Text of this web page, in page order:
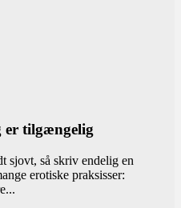
er tilgængelig
sjovt, så skriv endelig en
erotiske praksisser: